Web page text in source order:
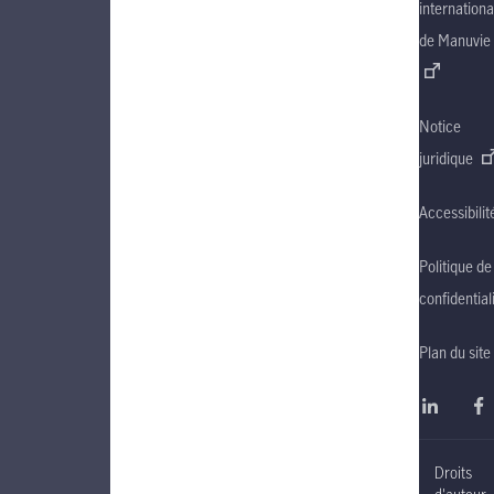
de Manuvie
Notice
juridique
Politique de
Plan du site
Droits